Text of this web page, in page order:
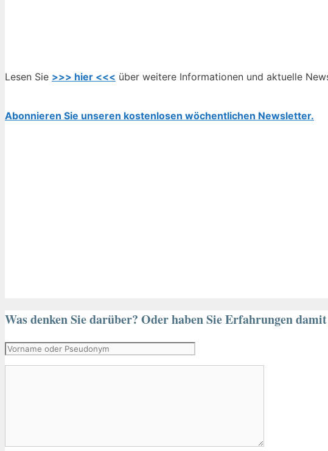
Lesen Sie >>> hier <<< über weitere Informationen und aktuelle
Abonnieren Sie unseren kostenlosen wöchentlichen Newsletter.
Was denken Sie darüber? Oder haben Sie Erfahrungen
Vorname